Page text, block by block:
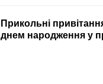
Прикольні
днем народження у